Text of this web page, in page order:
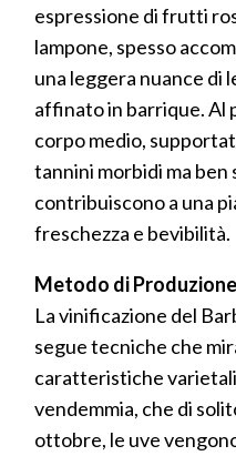
espressione di frutti
lampone, spesso
una leggera nuance di
affinato in barrique. Al
corpo medio,
tannini morbidi ma
contribuiscono a una
freschezza e bevibilità.
Metodo di Produzione
La vinificazione del
segue tecniche che
caratteristiche
vendemmia, che di
ottobre, le uve